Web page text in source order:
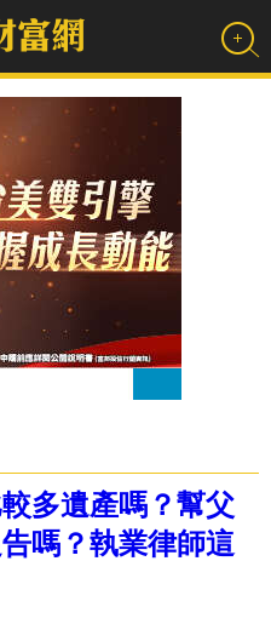
多遺產嗎？幫父
嗎？執業律師這